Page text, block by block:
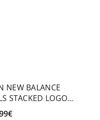
NEW BALANCE
STACKED LOGO
€El